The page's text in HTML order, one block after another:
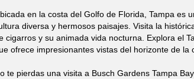
en la costa del Golfo de Florida, Tampa es
diversa y hermosos paisajes. Visita la
cigarros y su animada vida nocturna. Explora el
ofrece impresionantes vistas del horizonte de la
te pierdas una visita a Busch Gardens Tampa